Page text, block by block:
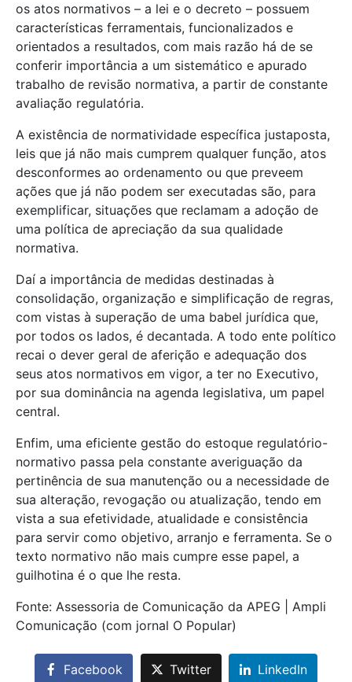
os atos normativos – a lei e o decreto – possuem
características ferramentais, funcionalizados e
orientados a resultados, com mais razão há de se
conferir importância a um sistemático e apurado
trabalho de revisão normativa, a partir de constante
avaliação regulatória.
A existência de normatividade específica justaposta,
leis que já não mais cumprem qualquer função, atos
desconformes ao ordenamento ou que preveem
ações que já não podem ser executadas são, para
exemplificar, situações que reclamam a adoção de
uma política de apreciação da sua qualidade
normativa.
Daí a importância de medidas destinadas à
consolidação, organização e simplificação de regras,
com vistas à superação de uma babel jurídica que,
por todos os lados, é decantada. A todo ente político
recai o dever geral de aferição e adequação dos
seus atos normativos em vigor, a ter no Executivo,
por sua dominância na agenda legislativa, um papel
central.
Enfim, uma eficiente gestão do estoque regulatório-
normativo passa pela constante averiguação da
pertinência de sua manutenção ou a necessidade de
sua alteração, revogação ou atualização, tendo em
vista a sua efetividade, atualidade e consistência
para servir como objetivo, arranjo e ferramenta. Se o
texto normativo não mais cumpre esse papel, a
guilhotina é o que lhe resta.
Fonte: Assessoria de Comunicação da APEG | Ampli
Comunicação (com jornal O Popular)
Facebook Twitter LinkedIn